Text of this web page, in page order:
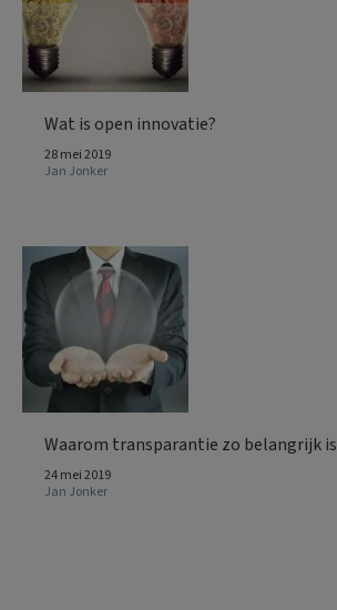
Wat is open innovatie?
28 mei 2019
Jan Jonker
Waarom transparantie zo belangrijk is
24 mei 2019
Jan Jonker